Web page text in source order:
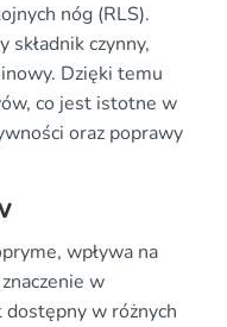
nóg (RLS).
składnik czynny,
Dzięki temu
co jest istotne w
oraz poprawy
wpływa na
w
w różnych